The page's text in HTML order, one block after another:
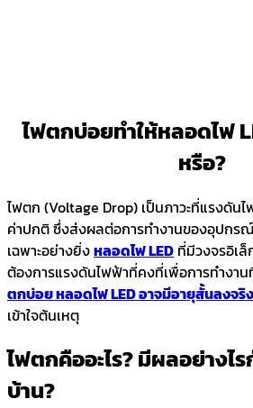
ไฟตกบ่อยทำให้หลอดไฟ
หรือ?
ไฟตก (Voltage Drop) เป็นภาวะที่แรงดัน
ค่าปกติ ซึ่งส่งผลต่อการทำงานของอุปกร
เฉพาะอย่างยิ่งหลอดไฟ LED ที่มีวงจรอิเ
ต้องการแรงดันไฟฟ้าที่คงที่เพื่อการทำงา
ตกบ่อย หลอดไฟ LED อาจมีอายุสั้นลงจริง
เข้าใจต้นเหตุ
ไฟตกคืออะไร? มีผลอย่างไ
บ้าน?